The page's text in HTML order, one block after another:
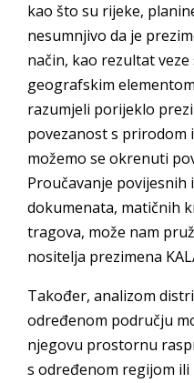
kao što su rijeke,
nesumnjivo da je
način, kao rezultat
geografskim
razumjeli porijeklo
povezanost s prirodom
možemo se okrenuti
Proučavanje
dokumenata, matičnih
tragova, može nam
nositelja prezimena
Također, analizom
određenom području
njegovu prostornu
s određenom regijom